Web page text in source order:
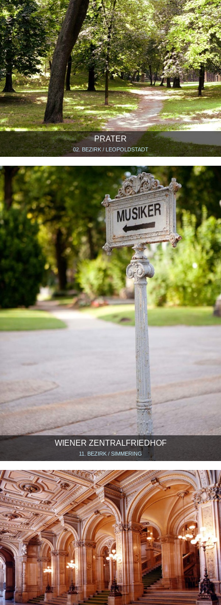
PRATER
02. BEZIRK / LEOPOLDSTADT
WIENER ZENTRALFRIEDHOF
11. BEZIRK / SIMMERING